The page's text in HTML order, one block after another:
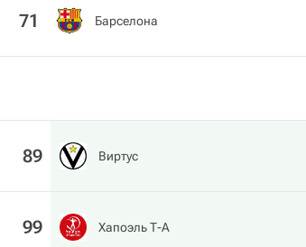
71 Барселона
89 Виртус
99 Хапоэль Т-А